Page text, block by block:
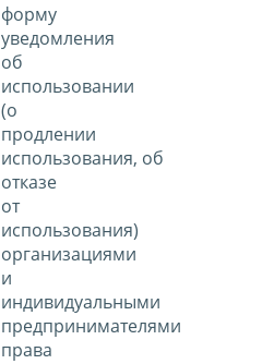
форму
уведомления
об
использовании
(о
продлении
использования, об
отказе
от
использования)
организациями
и
индивидуальными
предпринимателями
права